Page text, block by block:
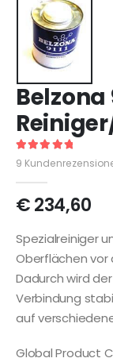
Belzona
5 out of 5
9
€234,60
Spezialreiniger
Oberflächen vor
Dadurch wird
Verbindung
auf
Global Product